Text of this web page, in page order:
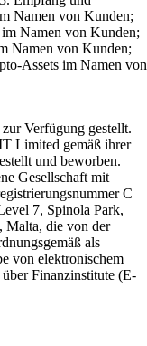
Namen von Kunden;
Namen von Kunden;
Namen von Kunden;
Assets im Namen von
Verfügung gestellt.
Limited gemäß ihrer
und beworben.
Gesellschaft mit
C
7, Spinola Park,
Malta, die von der
als
von elektronischem
Finanzinstitute (E-